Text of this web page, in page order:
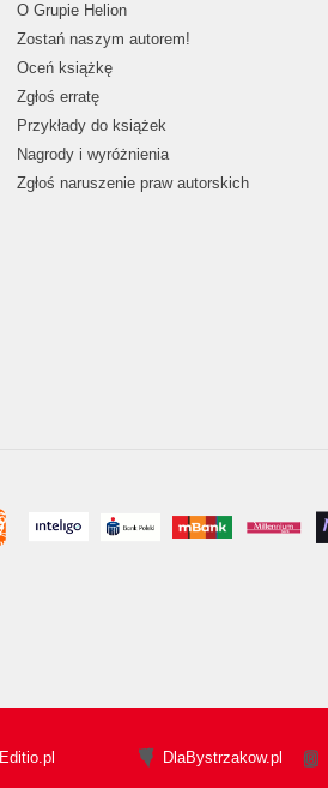
O Grupie Helion
Zostań naszym autorem!
Oceń książkę
Zgłoś erratę
Przykłady do książek
Nagrody i wyróżnienia
Zgłoś naruszenie praw autorskich
Editio.pl DlaBystrzakow.pl